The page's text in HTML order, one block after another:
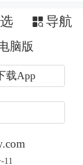
到除锈目
期停放后
控屏下方
服务>制
功能。需
导航
脑版
载App
11